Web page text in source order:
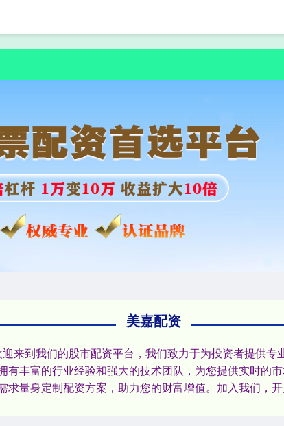
美嘉配资
来到我们的股市配资平台，我们致力于为投资者提供
丰富的行业经验和强大的技术团队，为您提供实时的
量身定制配资方案，助力您的财富增值。加入我们，开